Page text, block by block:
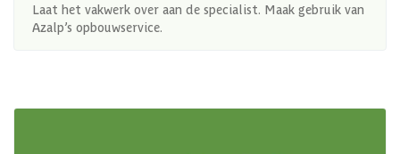
Laat het vakwerk over aan de specialist. Maak gebruik van
Azalp’s opbouwservice.